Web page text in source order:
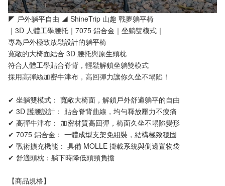
◤ 戶外躺平自由 ◢ ShineTrip 山趣 戰夢躺平椅
｜3D 人體工學腰托｜7075 鋁合金｜坐躺雙模式｜
專為戶外極致放鬆設計的躺平椅
寬敞的大椅面結合 3D 腰托與原生頭枕
符合人體工學貼合脊背，輕鬆解鎖坐躺雙模式
採用高彈絲加密牛津布，高回彈力讓你久坐不塌陷！
✔ 坐躺雙模式： 寬敞大椅面，解鎖戶外舒適躺平的自由
✔ 3D 護腰設計： 貼合脊背曲線，均勻釋放壓力不痠痛
✔ 高彈牛津布： 加密材質高回彈，椅面久坐不塌陷變形
✔ 7075 鋁合金： 一體成型支架免組裝，結構極致穩固
✔ 戰術擴充機能： 具備 MOLLE 掛載系統與側邊置物袋
✔ 舒適頭枕：躺下時降低頭頸負擔
【商品規格】